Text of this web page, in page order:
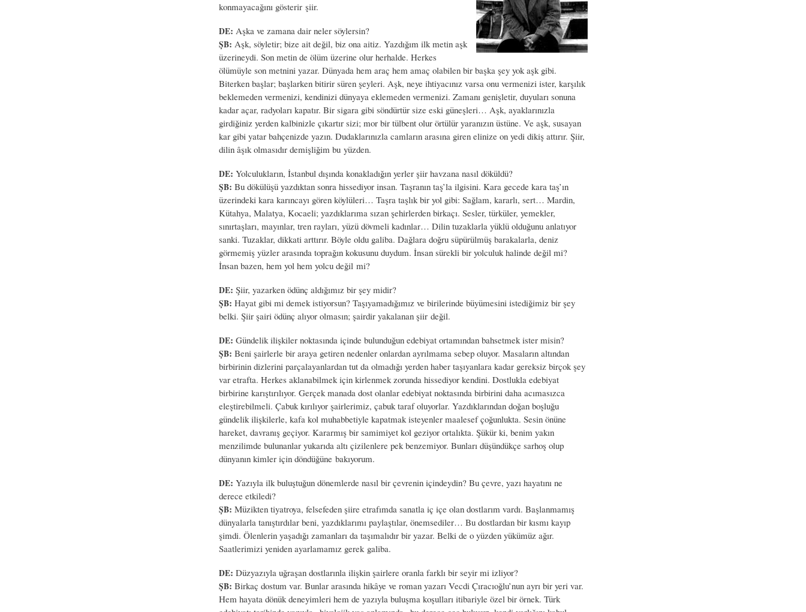
konmayacağını gösterir şiir.
DE: Aşka ve zamana dair neler söylersin?
ŞB: Aşk, söyletir; bize ait değil, biz ona aitiz. Yazdığım ilk metin aşk
üzerineydi. Son metin de ölüm üzerine olur herhalde. Herkes
ölümüyle son metnini yazar. Dünyada hem araç hem amaç olabilen bir başka şey yok aşk gibi.
Biterken başlar; başlarken bitirir süren şeyleri. Aşk, neye ihtiyacınız varsa onu vermenizi ister, karşılık
beklemeden vermenizi, kendinizi dünyaya eklemeden vermenizi. Zamanı genişletir, duyuları sonuna
kadar açar, radyoları kapatır. Bir sigara gibi söndürtür size eski güneşleri… Aşk, ayaklarınızla
girdiğiniz yerden kalbinizle çıkartır sizi; mor bir tülbent olur örtülür yaranızın üstüne. Ve aşk, susayan
kar gibi yatar bahçenizde yazın. Dudaklarınızla camların arasına giren elinize on yedi dikiş attırır. Şiir,
dilin âşık olmasıdır demişliğim bu yüzden.
DE: Yolculukların, İstanbul dışında konakladığın yerler şiir havzana nasıl döküldü?
ŞB: Bu dökülüşü yazdıktan sonra hissediyor insan. Taşranın taş’la ilgisini. Kara gecede kara taş’ın
üzerindeki kara karıncayı gören köylüleri… Taşra taşlık bir yol gibi: Sağlam, kararlı, sert… Mardin,
Kütahya, Malatya, Kocaeli; yazdıklarıma sızan şehirlerden birkaçı. Sesler, türküler, yemekler,
sınırtaşları, mayınlar, tren rayları, yüzü dövmeli kadınlar… Dilin tuzaklarla yüklü olduğunu anlatıyor
sanki. Tuzaklar, dikkati arttırır. Böyle oldu galiba. Dağlara doğru süpürülmüş barakalarla, deniz
görmemiş yüzler arasında toprağın kokusunu duydum. İnsan sürekli bir yolculuk halinde değil mi?
İnsan bazen, hem yol hem yolcu değil mi?
DE: Şiir, yazarken ödünç aldığımız bir şey midir?
ŞB: Hayat gibi mi demek istiyorsun? Taşıyamadığımız ve birilerinde büyümesini istediğimiz bir şey
belki. Şiir şairi ödünç alıyor olmasın; şairdir yakalanan şiir değil.
DE: Gündelik ilişkiler noktasında içinde bulunduğun edebiyat ortamından bahsetmek ister misin?
ŞB: Beni şairlerle bir araya getiren nedenler onlardan ayrılmama sebep oluyor. Masaların altından
birbirinin dizlerini parçalayanlardan tut da olmadığı yerden haber taşıyanlara kadar gereksiz birçok şey
var etrafta. Herkes aklanabilmek için kirlenmek zorunda hissediyor kendini. Dostlukla edebiyat
birbirine karıştırılıyor. Gerçek manada dost olanlar edebiyat noktasında birbirini daha acımasızca
eleştirebilmeli. Çabuk kırılıyor şairlerimiz, çabuk taraf oluyorlar. Yazdıklarından doğan boşluğu
gündelik ilişkilerle, kafa kol muhabbetiyle kapatmak isteyenler maalesef çoğunlukta. Sesin önüne
hareket, davranış geçiyor. Kararmış bir samimiyet kol geziyor ortalıkta. Şükür ki, benim yakın
menzilimde bulunanlar yukarıda altı çizilenlere pek benzemiyor. Bunları düşündükçe sarhoş olup
dünyanın kimler için döndüğüne bakıyorum.
DE: Yazıyla ilk buluştuğun dönemlerde nasıl bir çevrenin içindeydin? Bu çevre, yazı hayatını ne
derece etkiledi?
ŞB: Müzikten tiyatroya, felsefeden şiire etrafımda sanatla iç içe olan dostlarım vardı. Başlanmamış
dünyalarla tanıştırdılar beni, yazdıklarımı paylaştılar, önemsediler… Bu dostlardan bir kısmı kayıp
şimdi. Ölenlerin yaşadığı zamanları da taşımalıdır bir yazar. Belki de o yüzden yükümüz ağır.
Saatlerimizi yeniden ayarlamamız gerek galiba.
DE: Düzyazıyla uğraşan dostlarınla ilişkin şairlere oranla farklı bir seyir mi izliyor?
ŞB: Birkaç dostum var. Bunlar arasında hikâye ve roman yazarı Vecdi Çıracıoğlu’nun ayrı bir yeri var.
Hem hayata dönük deneyimleri hem de yazıyla buluşma koşulları itibariyle özel bir örnek. Türk